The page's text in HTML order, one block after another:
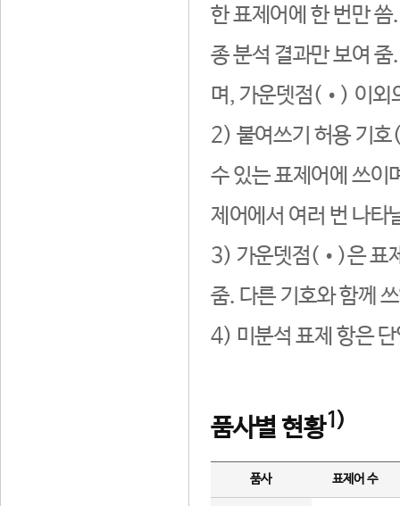
한 표제어에 한 번만
종 분석 결과만 보여
며, 가운뎃점(•) 이외
2) 붙여쓰기 허용 기호
수 있는 표제어에 쓰이
제어에서 여러 번 나타
3) 가운뎃점(•)은 표
줌. 다른 기호와 함께
4) 미분석 표제 항은
품사별 현황1)
품사 표제어 수